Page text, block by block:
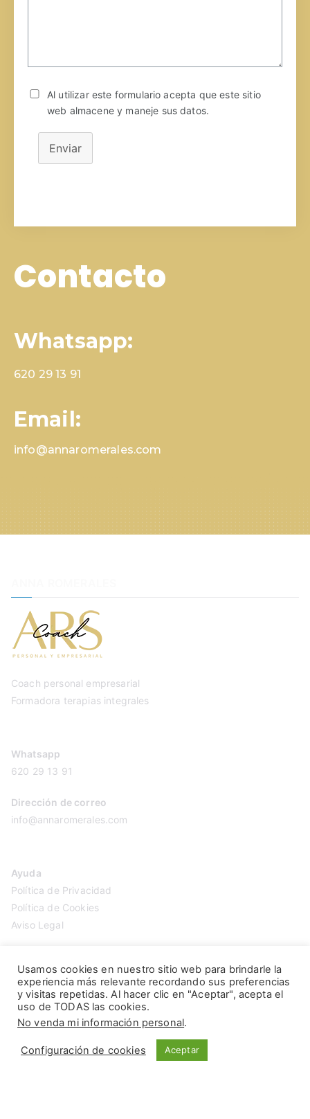
Al utilizar este formulario acepta que este sitio
web almacene y maneje sus datos.
Enviar
Contacto
Whatsapp:
620 29 13 91
Email:
info@annaromerales.com
Coach personal empresarial
Formadora terapias integrales
Whatsapp
620 29 13 91
Dirección de correo
info@annaromerales.com
Ayuda
Política de Privacidad
Política de Cookies
Aviso Legal
Usamos cookies en nuestro sitio web para brindarle la
experiencia más relevante recordando sus preferencias
y visitas repetidas. Al hacer clic en "Aceptar", acepta el
uso de TODAS las cookies.
No venda mi información personal.
Configuración de cookies Aceptar